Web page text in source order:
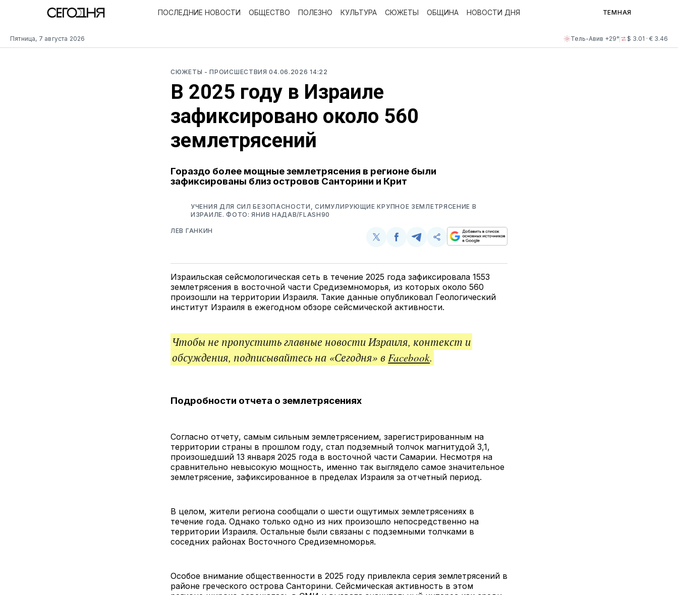
Пятница, 7 августа 2026 Тель-Авив +29° $ 3.01 · € 3.46
ПОСЛЕДНИЕ НОВОСТИ ОБЩЕСТВО ПОЛЕЗНО КУЛЬТУРА СЮЖЕТЫ ОБЩИНА НОВОСТИ ДНЯ ТЕМНАЯ
СЮЖЕТЫ - ПРОИСШЕСТВИЯ04.06.2026 14:22
В 2025 году в Израиле
зафиксировано около 560
землетрясений
Гораздо более мощные землетрясения в регионе были
зафиксированы близ островов Санторини и Крит
УЧЕНИЯ ДЛЯ СИЛ БЕЗОПАСНОСТИ, СИМУЛИРУЮЩИЕ КРУПНОЕ ЗЕМЛЕТРЯСЕНИЕ В
ИЗРАИЛЕ. ФОТО: ЯНИВ НАДАВ/FLASH90
ЛЕВ ГАНКИН
Поделиться
Twitter
Поделиться
Facebook
Поделиться
Telegram
Скопируйте
поделитесь
Израильская сейсмологическая сеть в течение 2025 года зафиксировала 1553
землетрясения в восточной части Средиземноморья, из которых около 560
произошли на территории Израиля. Такие данные опубликовал Геологический
институт Израиля в ежегодном обзоре сейсмической активности.
Чтобы не пропустить главные новости Израиля, контекст и
обсуждения, подписывайтесь на «Сегодня» вFacebook.
Подробности отчета о землетрясениях
Согласно отчету, самым сильным землетрясением, зарегистрированным на
территории страны в прошлом году, стал подземный толчок магнитудой 3,1,
произошедший 13 января 2025 года в восточной части Самарии. Несмотря на
сравнительно невысокую мощность, именно так выглядело самое значительное
землетрясение, зафиксированное в пределах Израиля за отчетный период.
В целом, жители региона сообщали о шести ощутимых землетрясениях в
течение года. Однако только одно из них произошло непосредственно на
территории Израиля. Остальные были связаны с подземными толчками в
соседних районах Восточного Средиземноморья.
Особое внимание общественности в 2025 году привлекла серия землетрясений в
районе греческого острова Санторини. Сейсмическая активность в этом